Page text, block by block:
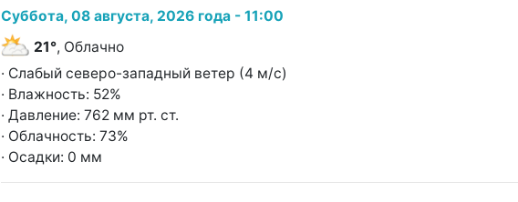
Суббота, 08 августа, 2026 года - 11:00
21°, Облачно
· Слабый северо-западный ветер (4 м/с)
· Влажность: 52%
· Давление: 762 мм рт. ст.
· Облачность: 73%
· Осадки: 0 мм